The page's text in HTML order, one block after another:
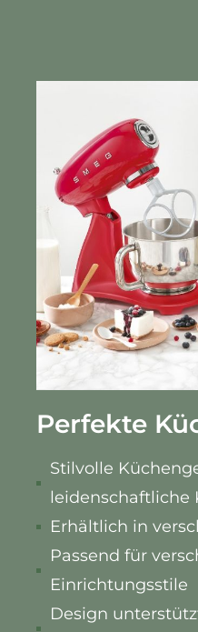
Perfekte
Stilvolle
leidenschaftliche
Erhältlich in
Passend für
Einrichtungsstile
Design